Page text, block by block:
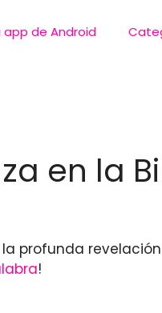
app de Android
en la
profunda
!